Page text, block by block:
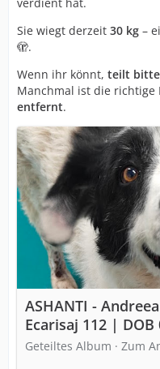
Sie wiegt derzeit 30 kg –
🫣.
Wenn ihr könnt, teilt bitte
Manchmal ist die richtige
entfernt.
ASHANTI -
Ecarisaj 112 | DOB
Okt. 📸
Geteiltes Album · Zum